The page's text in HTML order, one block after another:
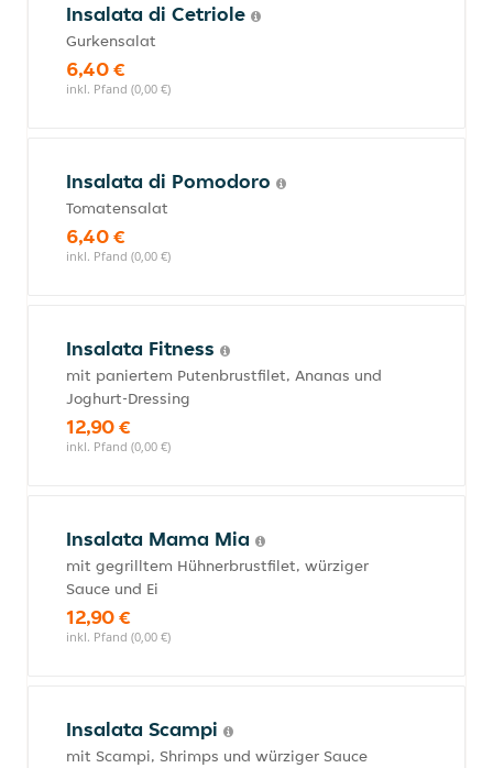
Insalata di Cetriole
Gurkensalat
6,40 €
inkl. Pfand (0,00 €)
Insalata di Pomodoro
Tomatensalat
6,40 €
inkl. Pfand (0,00 €)
Insalata Fitness
mit paniertem Putenbrustfilet, Ananas und
Joghurt-Dressing
12,90 €
inkl. Pfand (0,00 €)
Insalata Mama Mia
mit gegrilltem Hühnerbrustfilet, würziger
Sauce und Ei
12,90 €
inkl. Pfand (0,00 €)
Insalata Scampi
mit Scampi, Shrimps und würziger Sauce